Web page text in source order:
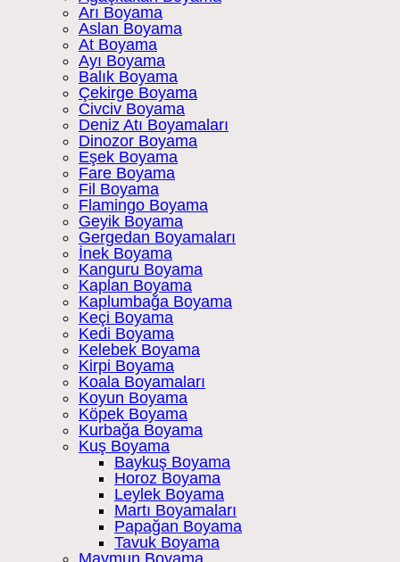
Arı Boyama
Aslan Boyama
At Boyama
Ayı Boyama
Balık Boyama
Çekirge Boyama
Civciv Boyama
Deniz Atı Boyamaları
Dinozor Boyama
Eşek Boyama
Fare Boyama
Fil Boyama
Flamingo Boyama
Geyik Boyama
Gergedan Boyamaları
İnek Boyama
Kanguru Boyama
Kaplan Boyama
Kaplumbağa Boyama
Keçi Boyama
Kedi Boyama
Kelebek Boyama
Kirpi Boyama
Koala Boyamaları
Koyun Boyama
Köpek Boyama
Kurbağa Boyama
Kuş Boyama
Baykuş Boyama
Horoz Boyama
Leylek Boyama
Martı Boyamaları
Papağan Boyama
Tavuk Boyama